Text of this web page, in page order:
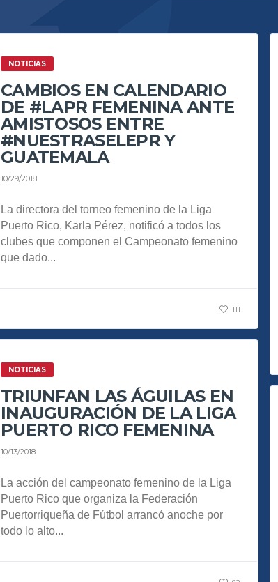
NOTICIAS
CAMBIOS EN CALENDARIO
DE #LAPR FEMENINA ANTE
AMISTOSOS ENTRE
#NUESTRASELEPR Y
GUATEMALA
10/29/2018
La directora del torneo femenino de la Liga
Puerto Rico, Karla Pérez, notificó a todos los
clubes que componen el Campeonato femenino
que dado...
111
NOTICIAS
TRIUNFAN LAS ÁGUILAS EN
INAUGURACIÓN DE LA LIGA
PUERTO RICO FEMENINA
10/13/2018
La acción del campeonato femenino de la Liga
Puerto Rico que organiza la Federación
Puertorriqueña de Fútbol arrancó anoche por
todo lo alto...